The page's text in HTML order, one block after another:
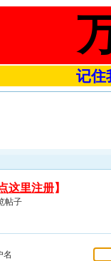
记住
这里注册】
帖子
名